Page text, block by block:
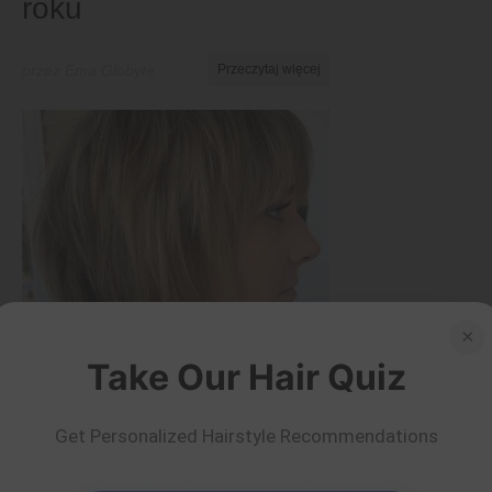
roku
50 oszałamiających
fryzur do szyi, które
×
Take Our Hair Quiz
Get Personalized Hairstyle Recommendations